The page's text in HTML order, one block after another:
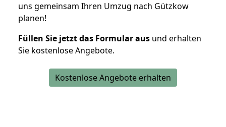
uns gemeinsam Ihren Umzug nach Gützkow
planen!
Füllen Sie jetzt das Formular aus und erhalten
Sie kostenlose Angebote.
Kostenlose Angebote erhalten